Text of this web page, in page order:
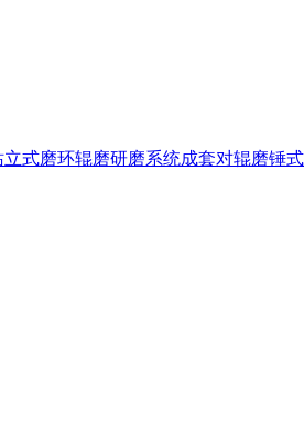
立式磨环辊磨研磨系统成套对辊磨锤